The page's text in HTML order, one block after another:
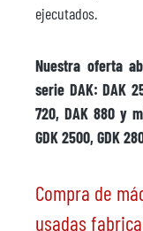
ejecutados.
Nuestra oferta
serie DAK: DAK
720, DAK 880 y
GDK 2500, GDK
Compra de
usadas